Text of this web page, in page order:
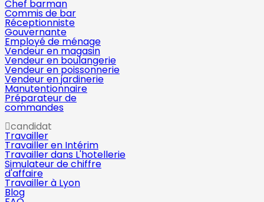
Chef barman
Commis de bar
Réceptionniste
Gouvernante
Employé de ménage
Vendeur en magasin
Vendeur en boulangerie
Vendeur en poissonnerie
Vendeur en jardinerie
Manutentionnaire
Préparateur de
commandes
candidat
Travailler
Travailler en Intérim
Travailler dans L'hotellerie
Simulateur de chiffre
d'affaire
Travailler à Lyon
Blog